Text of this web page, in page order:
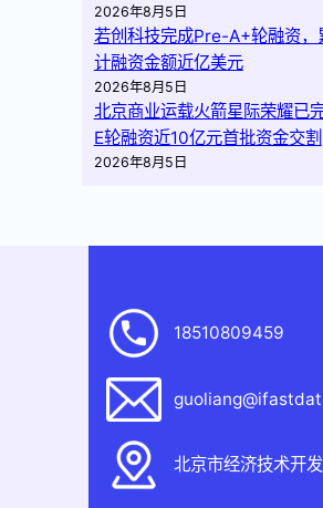
2026年8月5日
若创科技完成Pre-A+轮融资，
计融资金额近亿美元
2026年8月5日
北京商业运载火箭星际荣耀已
E轮融资近10亿元首批资金交割
2026年8月5日
18510809459
北京市经济技术开